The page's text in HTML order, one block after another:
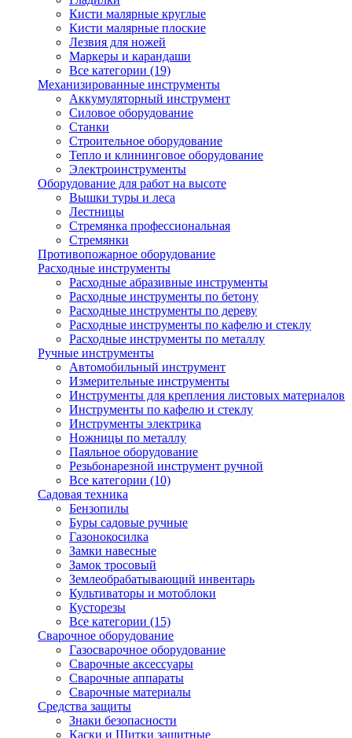
Кисти малярные круглые
Кисти малярные плоские
Лезвия для ножей
Маркеры и карандаши
Все категории (19)
Механизированные инструменты
Аккумуляторный инструмент
Силовое оборудование
Станки
Строительное оборудование
Тепло и клининговое оборудование
Электроинструменты
Оборудование для работ на высоте
Вышки туры и леса
Лестницы
Стремянка профессиональная
Стремянки
Противопожарное оборудование
Расходные инструменты
Расходные абразивные инструменты
Расходные инструменты по бетону
Расходные инструменты по дереву
Расходные инструменты по кафелю и стеклу
Расходные инструменты по металлу
Ручные инструменты
Автомобильный инструмент
Измерительные инструменты
Инструменты для крепления листовых материалов
Инструменты по кафелю и стеклу
Инструменты электрика
Ножницы по металлу
Паяльное оборудование
Резьбонарезной инструмент ручной
Все категории (10)
Садовая техника
Бензопилы
Буры садовые ручные
Газонокосилка
Замки навесные
Замок тросовый
Землеобрабатывающий инвентарь
Культиваторы и мотоблоки
Кусторезы
Все категории (15)
Сварочное оборудование
Газосварочное оборудование
Сварочные аксессуары
Сварочные аппараты
Сварочные материалы
Средства защиты
Знаки безопасности
Каски и Щитки защитные